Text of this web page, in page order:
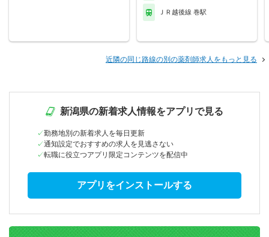
ＪＲ越後線 巻駅
近隣の同じ路線の別の薬剤師求人をもっと見る
新潟県の新着求人情報をアプリで見る
勤務地別の新着求人を毎日更新
通知設定でおすすめの求人を見逃さない
転職に役立つアプリ限定コンテンツを配信中
アプリをインストールする